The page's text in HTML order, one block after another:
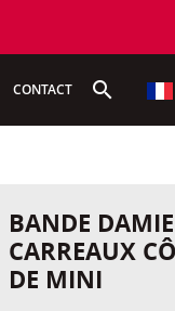
CONTACT search
BANDE
CARREAUX
DE MINI